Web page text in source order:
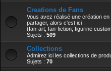
Creations de Fans
Vous avez réalisé une création
partager, alors c'est ici :
(fan-art; fan-fiction; figurine
Sujets : 509
Collections
Admirez ici les collections de
Sujets : 70